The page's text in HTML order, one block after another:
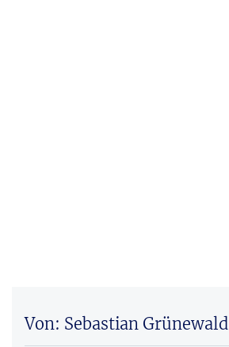
Von: Sebastian Grünewald